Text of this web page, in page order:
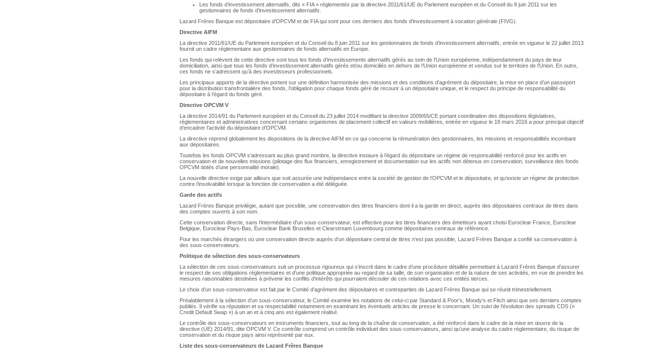
Les fonds d’investissement alternatifs, dits « FIA » réglementés par la directive 2011/61/UE du Parlement européen et du Conseil du 8 juin 2011 sur les
gestionnaires de fonds d’investissement alternatifs.
Lazard Frères Banque est dépositaire d’OPCVM et de FIA qui sont pour ces derniers des fonds d’investissement à vocation générale (FIVG).
Directive AIFM
La directive 2011/61/UE du Parlement européen et du Conseil du 8 juin 2011 sur les gestionnaires de fonds d’investissement alternatifs, entrée en vigueur le 22 juillet 2013
fournit un cadre réglementaire aux gestionnaires de fonds alternatifs en Europe.
Les fonds qui relèvent de cette directive sont tous les fonds d’investissements alternatifs gérés au sein de l'Union européenne, indépendamment du pays de leur
domiciliation, ainsi que tous les fonds d’investissement alternatifs gérés et/ou domiciliés en dehors de l’Union européenne et vendus sur le territoire de l’Union. En outre,
ces fonds ne s’adressent qu’à des investisseurs professionnels.
Les principaux apports de la directive portent sur une définition harmonisée des missions et des conditions d’agrément du dépositaire, la mise en place d’un passeport
pour la distribution transfrontalière des fonds, l’obligation pour chaque fonds géré de recourir à un dépositaire unique, et le respect du principe de responsabilité du
dépositaire à l’égard du fonds géré.
Directive OPCVM V
La directive 2014/91 du Parlement européen et du Conseil du 23 juillet 2014 modifiant la directive 2009/65/CE portant coordination des dispositions législatives,
réglementaires et administratives concernant certains organismes de placement collectif en valeurs mobilières, entrée en vigueur le 18 mars 2016 a pour principal objectif
d’encadrer l’activité du dépositaire d’OPCVM.
La directive reprend globalement les dispositions de la directive AIFM en ce qui concerne la rémunération des gestionnaires, les missions et responsabilités incombant
aux dépositaires.
Toutefois les fonds OPCVM s’adressant au plus grand nombre, la directive instaure à l’égard du dépositaire un régime de responsabilité renforcé pour les actifs en
conservation et de nouvelles missions (pilotage des flux financiers, enregistrement et documentation sur les actifs non détenus en conservation, surveillance des fonds
OPCVM dotés d’une personnalité morale).
La nouvelle directive exige par ailleurs que soit assurée une indépendance entre la société de gestion de l’OPCVM et le dépositaire, et qu’existe un régime de protection
contre l’insolvabilité lorsque la fonction de conservation a été déléguée.
Garde des actifs
Lazard Frères Banque privilégie, autant que possible, une conservation des titres financiers dont il a la garde en direct, auprès des dépositaires centraux de titres dans
des comptes ouverts à son nom.
Cette conservation directe, sans l’intermédiaire d’un sous-conservateur, est effective pour les titres financiers des émetteurs ayant choisi Euroclear France, Euroclear
Belgique, Euroclear Pays-Bas, Euroclear Bank Bruxelles et Clearstream Luxembourg comme dépositaires centraux de référence.
Pour les marchés étrangers où une conservation directe auprès d’un dépositaire central de titres n’est pas possible, Lazard Frères Banque a confié sa conservation à
des sous-conservateurs.
Politique de sélection des sous-conservateurs
La sélection de ces sous-conservateurs suit un processus rigoureux qui s’inscrit dans le cadre d’une procédure détaillée permettant à Lazard Frères Banque d’assurer
le respect de ses obligations réglementaires et d’une politique appropriée au regard de sa taille, de son organisation et de la nature de ses activités, en vue de prendre les
mesures raisonnables destinées à prévenir les conflits d'intérêts qui pourraient découler de ces relations avec ces entités tierces.
Le choix d’un sous-conservateur est fait par le Comité d’agrément des dépositaires et contreparties de Lazard Frères Banque qui se réunit trimestriellement.
Préalablement à la sélection d’un sous-conservateur, le Comité examine les notations de celui-ci par Standard & Poor’s, Moody’s et Fitch ainsi que ses derniers comptes
publiés. Il vérifie sa réputation et sa respectabilité notamment en examinant les éventuels articles de presse le concernant. Un suivi de l’évolution des spreads CDS («
Credit Default Swap ») à un an et à cinq ans est également réalisé.
Le contrôle des sous-conservateurs en instruments financiers, tout au long de la chaîne de conservation, a été renforcé dans le cadre de la mise en œuvre de la
directive (UE) 2014/91, dite OPCVM V. Ce contrôle comprend un contrôle individuel des sous-conservateurs, ainsi qu’une analyse du cadre règlementaire, du risque de
conservation et du risque pays ainsi représenté par eux.
Liste des sous-conservateurs de Lazard Frères Banque